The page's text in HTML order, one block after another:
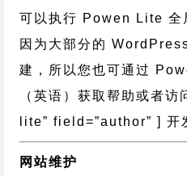
可以执行 Powen Lite 全
因为大部分的
建，所以您也可通过
（英语）获取帮助或者
lite” field=”author” ] 开
网站维护